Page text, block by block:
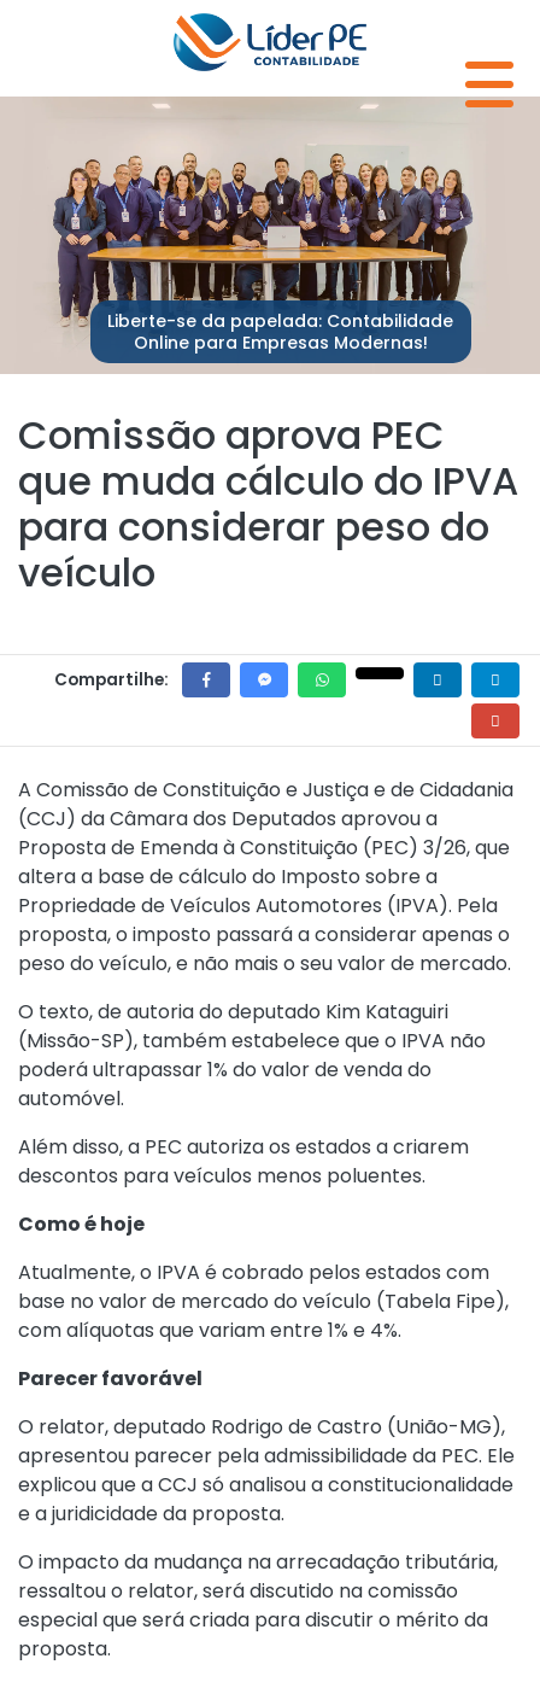
Liberte-se da papelada: Contabilidade
Online para Empresas Modernas!
Comissão aprova PEC
que muda cálculo do IPVA
para considerar peso do
veículo
Compartilhe:
A Comissão de Constituição e Justiça e de Cidadania
(CCJ) da Câmara dos Deputados aprovou a
Proposta de Emenda à Constituição (PEC) 3/26, que
altera a base de cálculo do Imposto sobre a
Propriedade de Veículos Automotores (IPVA). Pela
proposta, o imposto passará a considerar apenas o
peso do veículo, e não mais o seu valor de mercado.
O texto, de autoria do deputado Kim Kataguiri
(Missão-SP), também estabelece que o IPVA não
poderá ultrapassar 1% do valor de venda do
automóvel.
Além disso, a PEC autoriza os estados a criarem
descontos para veículos menos poluentes.
Como é hoje
Atualmente, o IPVA é cobrado pelos estados com
base no valor de mercado do veículo (Tabela Fipe),
com alíquotas que variam entre 1% e 4%.
Parecer favorável
O relator, deputado Rodrigo de Castro (União-MG),
apresentou parecer pela admissibilidade da PEC. Ele
explicou que a CCJ só analisou a constitucionalidade
e a juridicidade da proposta.
O impacto da mudança na arrecadação tributária,
ressaltou o relator, será discutido na comissão
especial que será criada para discutir o mérito da
proposta.